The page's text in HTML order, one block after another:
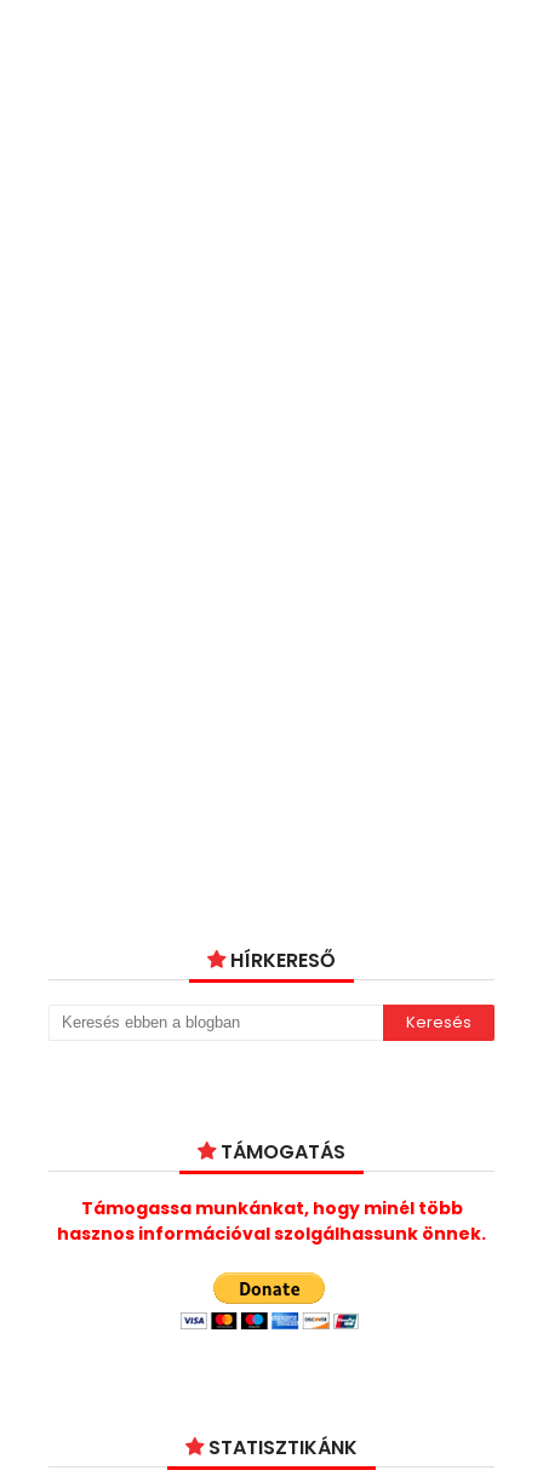
HÍRKERESŐ
TÁMOGATÁS
Támogassa munkánkat, hogy minél több
hasznos információval szolgálhassunk önnek.
STATISZTIKÁNK